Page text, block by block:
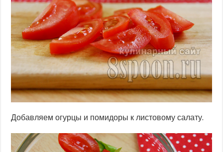
Добавляем огурцы и помидоры к листовому салату.